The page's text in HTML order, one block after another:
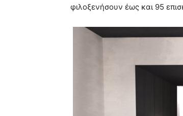
φιλοξενήσουν έως και 95